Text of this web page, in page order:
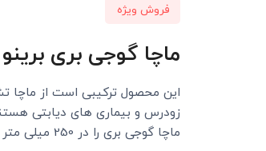
فروش ویژه
ماچا گوجی بری برینو 40 گرمی
این محصول ترکیبی است از ماچا
زودرس و بیماری های دیابتی
ماچا گوجی بری را در 250 میلی متر آب حل کرده و میل نمایید.